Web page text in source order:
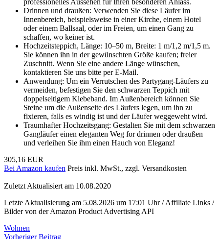
Drinnen und draußen: Verwenden Sie diese Läufer im
Innenbereich, beispielsweise in einer Kirche, einem Hotel
oder einem Ballsaal, oder im Freien, um einen Gang zu
schaffen, wo keiner ist.
Hochzeitsteppich, Länge: 10–50 m, Breite: 1 m/1,2 m/1,5 m.
Sie können ihn in der gewünschten Größe kaufen; freier
Zuschnitt. Wenn Sie eine andere Länge wünschen,
kontaktieren Sie uns bitte per E-Mail.
Anwendung: Um ein Verrutschen des Partygang-Läufers zu
vermeiden, befestigen Sie den schwarzen Teppich mit
doppelseitigem Klebeband. Im Außenbereich können Sie
Steine ​​um die Außenseite des Läufers legen, um ihn zu
fixieren, falls es windig ist und der Läufer weggeweht wird.
Traumhafter Hochzeitsgang: Gestalten Sie mit dem schwarzen
Gangläufer einen eleganten Weg for drinnen oder draußen
und verleihen Sie ihm einen Hauch von Eleganz!
305,16 EUR
Bei Amazon kaufen Preis inkl. MwSt., zzgl. Versandkosten
Zuletzt Aktualisiert am 10.08.2020
Letzte Aktualisierung am 5.08.2026 um 17:01 Uhr / Affiliate Links /
Bilder von der Amazon Product Advertising API
Wohnen
Vorheriger Beitrag